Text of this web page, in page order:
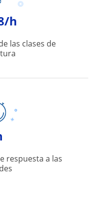
h
las clases de
respuesta a las